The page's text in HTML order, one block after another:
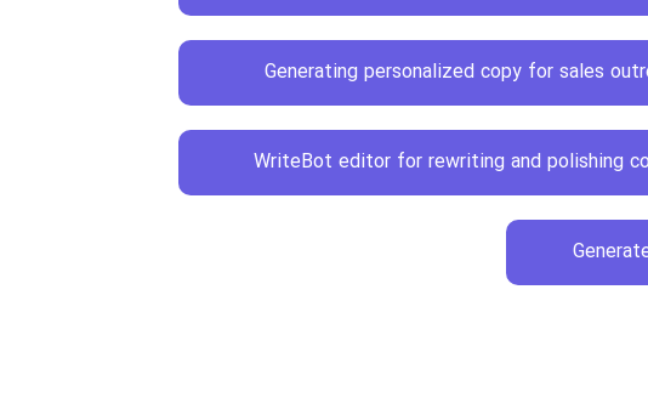
Generating personalized copy for sales
WriteBot editor for rewriting and polishing